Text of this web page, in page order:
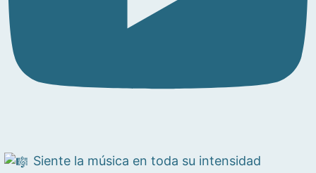
Siente la música en toda su intensidad